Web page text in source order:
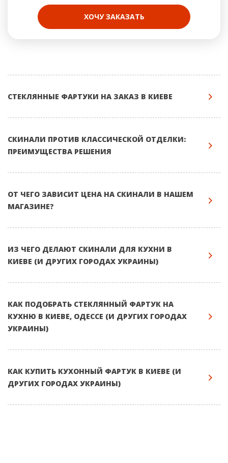
ХОЧУ ЗАКАЗАТЬ
СТЕКЛЯННЫЕ ФАРТУКИ НА ЗАКАЗ В КИЕВЕ
СКИНАЛИ ПРОТИВ КЛАССИЧЕСКОЙ ОТДЕЛКИ:
ПРЕИМУЩЕСТВА РЕШЕНИЯ
ОТ ЧЕГО ЗАВИСИТ ЦЕНА НА СКИНАЛИ В НАШЕМ
МАГАЗИНЕ?
ИЗ ЧЕГО ДЕЛАЮТ СКИНАЛИ ДЛЯ КУХНИ В
КИЕВЕ (И ДРУГИХ ГОРОДАХ УКРАИНЫ)
КАК ПОДОБРАТЬ СТЕКЛЯННЫЙ ФАРТУК НА
КУХНЮ В КИЕВЕ, ОДЕССЕ (И ДРУГИХ ГОРОДАХ
УКРАИНЫ)
КАК КУПИТЬ КУХОННЫЙ ФАРТУК В КИЕВЕ (И
ДРУГИХ ГОРОДАХ УКРАИНЫ)